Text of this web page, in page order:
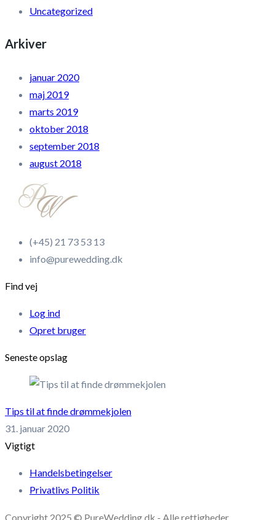
Uncategorized
Arkiver
januar 2020
maj 2019
marts 2019
oktober 2018
september 2018
august 2018
(+45) 21 73 53 13
info@purewedding.dk
Find vej
Log ind
Opret bruger
Seneste opslag
Tips til at finde drømmekjolen
31. januar 2020
Vigtigt
Handelsbetingelser
Privatlivs Politik
Copyright 2025 © PureWedding.dk - Alle rettigheder